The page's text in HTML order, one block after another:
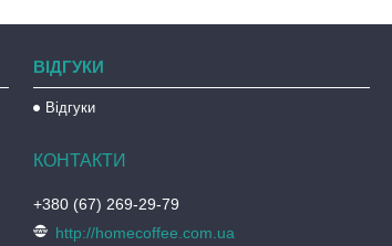
ВІДГУКИ
Відгуки
+380 (67) 269-29-79
http://homecoffee.com.ua